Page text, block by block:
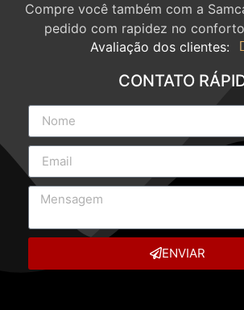
Compre você também com a
pedido com rapidez no
Avaliação dos clientes:

CONTATO
ENVIAR